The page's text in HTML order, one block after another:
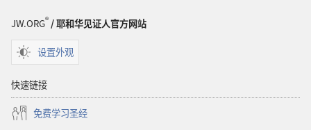
JW.ORG® / 耶和华见证人官方网站
设置外观
快速链接
免费学习圣经